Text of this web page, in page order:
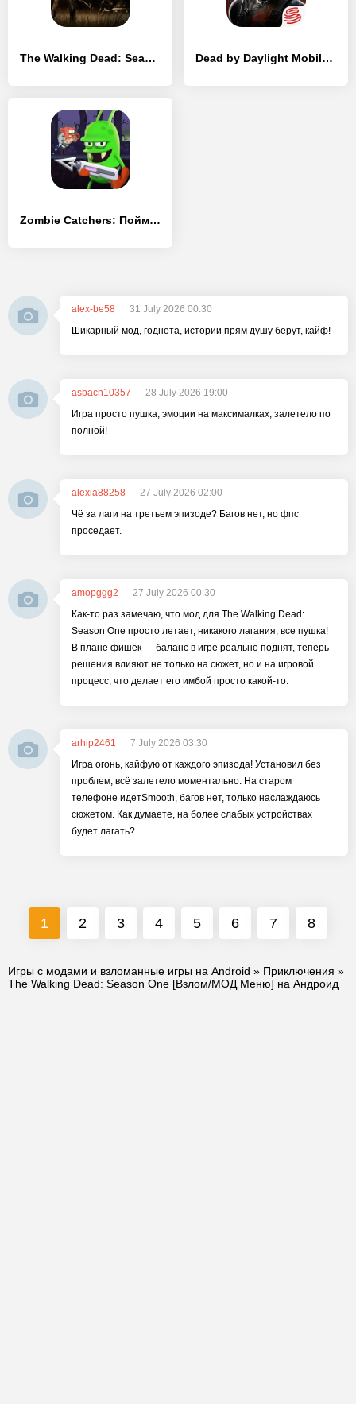
The Walking Dead: Season Two - [Взлом/МОД Бесконечные деньги] Dead by Daylight Mobile - [Взлом/МОД Меню]
Zombie Catchers: Поймать зомби - [Взлом/МОД Меню]
alex-be58
31 July 2026 00:30
Шикарный мод, годнота, истории прям душу берут, кайф!
asbach10357
28 July 2026 19:00
Игра просто пушка, эмоции на максималках, залетело по
полной!
alexia88258
27 July 2026 02:00
Чё за лаги на третьем эпизоде? Багов нет, но фпс
проседает.
amopggg2
27 July 2026 00:30
Как-то раз замечаю, что мод для The Walking Dead:
Season One просто летает, никакого лагания, все пушка!
В плане фишек — баланс в игре реально поднят, теперь
решения влияют не только на сюжет, но и на игровой
процесс, что делает его имбой просто какой-то.
arhip2461
7 July 2026 03:30
Игра огонь, кайфую от каждого эпизода! Установил без
проблем, всё залетело моментально. На старом
телефоне идетSmooth, багов нет, только наслаждаюсь
сюжетом. Как думаете, на более слабых устройствах
будет лагать?
1 2 3 4 5 6 7 8
Игры с модами и взломанные игры на Android » Приключения »
The Walking Dead: Season One [Взлом/МОД Меню] на Андроид